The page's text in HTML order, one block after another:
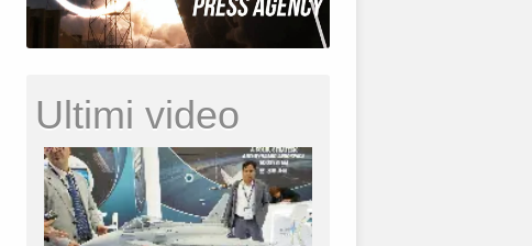
Ultimi video